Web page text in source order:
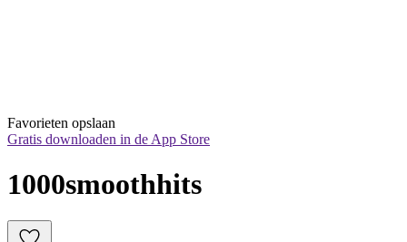
Favorieten opslaan
Gratis downloaden in de App Store
1000smoothhits